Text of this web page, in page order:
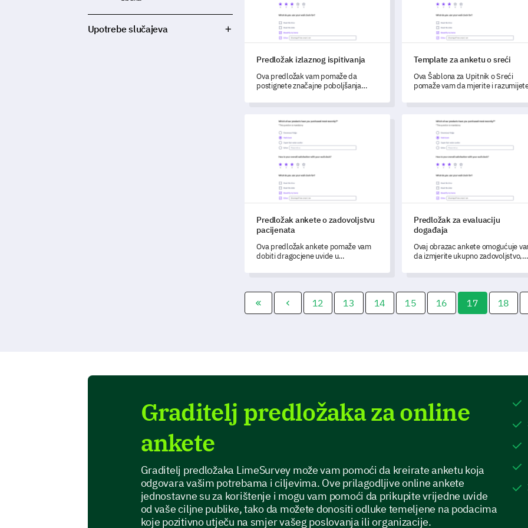
Predložak izlaznog ispitivanja
Ova predložak vam pomaže da
postignete značajne poboljšanja
informacija.
Template za anketu o sreći
Ova Šablona za Upitnik o Sreći
pomaže vam da mjerite i
poboljšali zadovoljstvo.
Predložak ankete o zadovoljstvu pacijenata
Predložak ankete o zadovoljstvu
pacijenata
Ova predložak ankete pomaže vam
dobiti dragocjene uvide u
poboljšanja u zdravstvenim
Predložak za evaluaciju
Predložak za evaluaciju
događaja
Ovaj obrazac ankete omogućuje
da izmjerite ukupno zadovoljstvo,
informacije i identificirate područja
događanjima.
12 13 14 15 16 17 18
Upotrebe slučajeva
Graditelj predložaka za online
ankete
Graditelj predložaka LimeSurvey može vam pomoći da kreirate anketu koja
odgovara vašim potrebama i ciljevima. Ove prilagodljive online ankete
jednostavne su za korištenje i mogu vam pomoći da prikupite vrijedne uvide
od vaše ciljne publike, tako da možete donositi odluke temeljene na podacima
koje pozitivno utječu na smjer vašeg poslovanja ili organizacije.